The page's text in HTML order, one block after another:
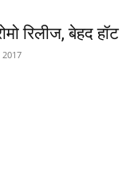
रिलीज, बेहद
2017